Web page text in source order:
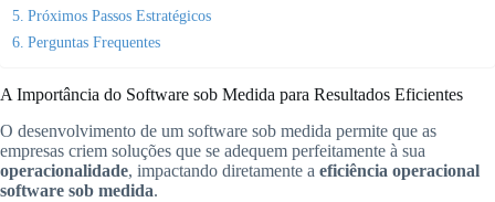
Próximos Passos Estratégicos
Perguntas Frequentes
A Importância do Software sob Medida para Resultados Eficientes
O desenvolvimento de um software sob medida permite que as
empresas criem soluções que se adequem perfeitamente à sua
operacionalidade, impactando diretamente a eficiência operacional
software sob medida.